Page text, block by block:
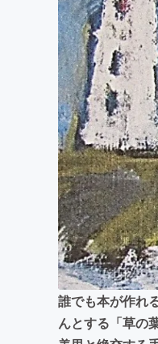
誰でも本が作れ
んとする「草の